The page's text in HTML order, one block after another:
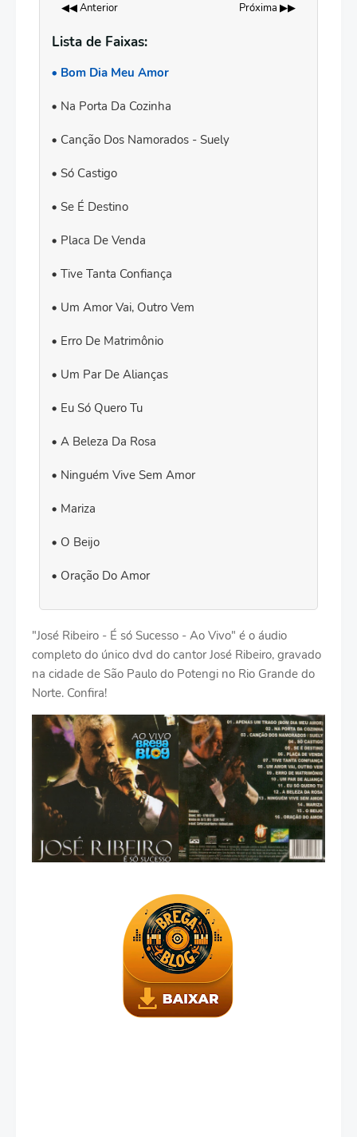
◀◀ Anterior Próxima ▶▶
Lista de Faixas:
Bom Dia Meu Amor
Na Porta Da Cozinha
Canção Dos Namorados - Suely
Só Castigo
Se É Destino
Placa De Venda
Tive Tanta Confiança
Um Amor Vai, Outro Vem
Erro De Matrimônio
Um Par De Alianças
Eu Só Quero Tu
A Beleza Da Rosa
Ninguém Vive Sem Amor
Mariza
O Beijo
Oração Do Amor
"José Ribeiro - É só Sucesso - Ao Vivo" é o áudio
completo do único dvd do cantor José Ribeiro, gravado
na cidade de São Paulo do Potengi no Rio Grande do
Norte. Confira!